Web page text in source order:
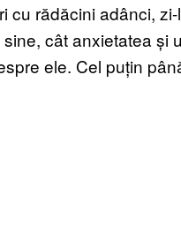
cu rădăcini adânci,
cât anxietatea și
ele. Cel puțin